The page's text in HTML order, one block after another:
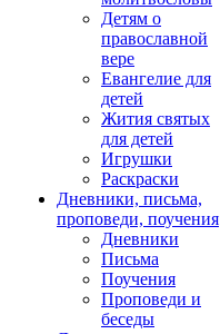
Детям о
православной
вере
Евангелие для
детей
Жития святых
для детей
Игрушки
Раскраски
Дневники, письма,
проповеди, поучения
Дневники
Письма
Поучения
Проповеди и
беседы